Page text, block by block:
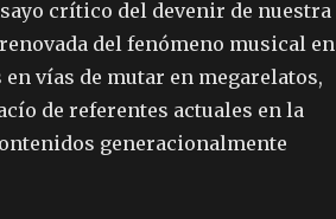
crítico del devenir de nuestra
del fenómeno musical en
vías de mutar en megarelatos,
de referentes actuales en la
generacionalmente